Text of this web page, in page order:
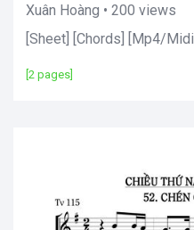
Xuân Hoàng • 200 views
[Sheet] [Chords] [Mp4/Midi]
[2 pages]